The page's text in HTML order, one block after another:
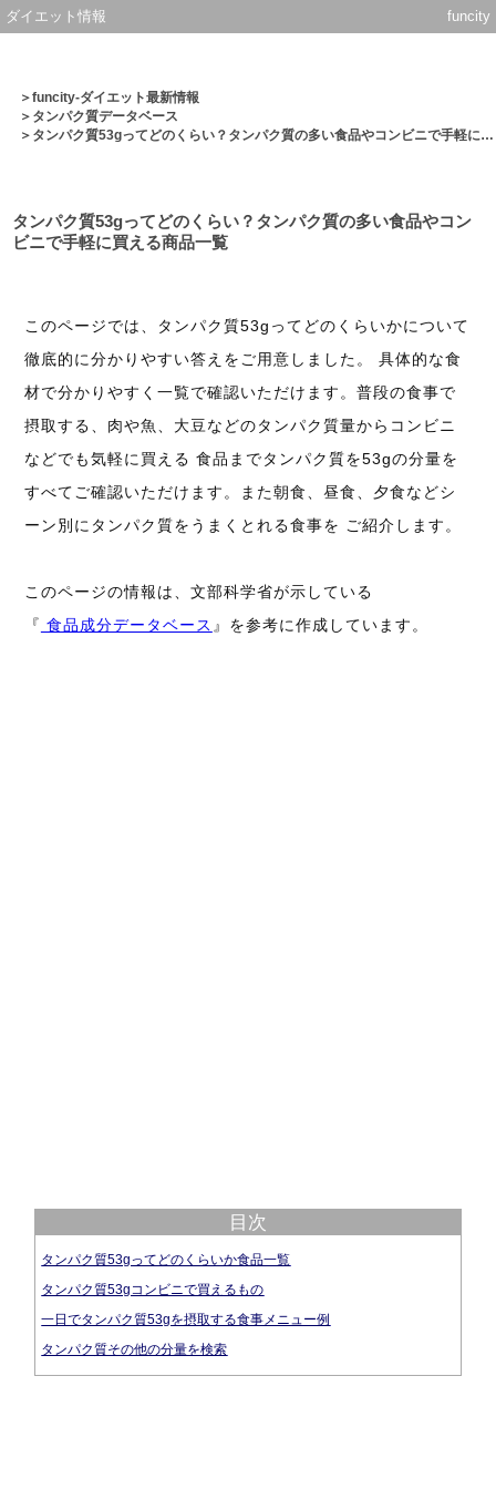
ダイエット情報 funcity
＞funcity-ダイエット最新情報
＞ タンパク質データベース
＞タンパク質53gってどのくらい？タンパク質の多い食品やコンビニで手軽に買える商品一覧
タンパク質53gってどのくらい？タンパク質の多い食品やコン
ビニで手軽に買える商品一覧
このページでは、タンパク質53gってどのくらいかについて
徹底的に分かりやすい答えをご用意しました。 具体的な食
材で分かりやすく一覧で確認いただけます。普段の食事で
摂取する、肉や魚、大豆などのタンパク質量からコンビニ
などでも気軽に買える 食品までタンパク質を53gの分量を
すべてご確認いただけます。また朝食、昼食、夕食などシ
ーン別にタンパク質をうまくとれる食事を ご紹介します。
このページの情報は、文部科学省が示している
『 食品成分データベース 』を参考に作成しています。
目次
タンパク質53gってどのくらいか食品一覧
タンパク質53gコンビニで買えるもの
一日でタンパク質53gを摂取する食事メニュー例
タンパク質その他の分量を検索